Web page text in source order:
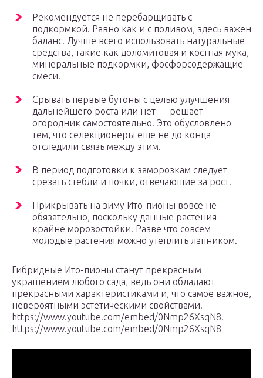
Рекомендуется не перебарщивать с
подкормкой. Равно как и с поливом, здесь важен
баланс. Лучше всего использовать натуральные
средства, такие как доломитовая и костная мука,
минеральные подкормки, фосфорсодержащие
смеси.
Срывать первые бутоны с целью улучшения
дальнейшего роста или нет — решает
огородник самостоятельно. Это обусловлено
тем, что селекционеры еще не до конца
отследили связь между этим.
В период подготовки к заморозкам следует
срезать стебли и почки, отвечающие за рост.
Прикрывать на зиму Ито-пионы вовсе не
обязательно, поскольку данные растения
крайне морозостойки. Разве что совсем
молодые растения можно утеплить лапником.
Гибридные Ито-пионы станут прекрасным
украшением любого сада, ведь они обладают
прекрасными характеристиками и, что самое важное,
невероятными эстетическими свойствами.
https://www.youtube.com/embed/0Nmp26XsqN8.
https://www.youtube.com/embed/0Nmp26XsqN8